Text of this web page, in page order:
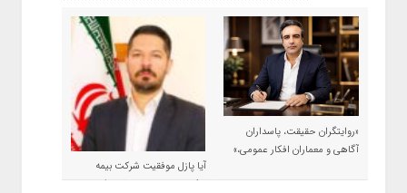
«روایتگران حقیقت، پاسداران
آگاهی و معماران افکار عمومی،»
آیا پازل موفقیت شرکت بیمه
حکمت صبا در سال ۱۴۰۵ کامل می